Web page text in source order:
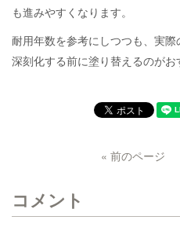
も進みやすくなります。
耐用年数を参考にしつつも、実
深刻化する前に塗り替えるのがお
« 前のページ
コメント